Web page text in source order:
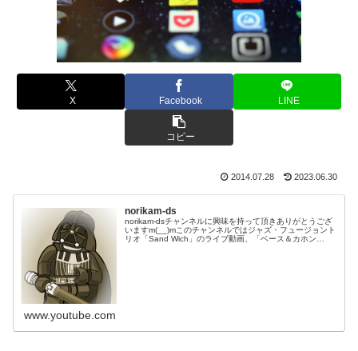
X Facebook LINE
コピー
2014.07.28 2023.06.30
norikam-ds
norikam-dsチャンネルに興味を持って頂きありがとうござ
いますm(__)mこのチャンネルではジャズ・フュージョント
リオ「Sand Wich」のライブ動画、「ベース＆カホン
www.youtube.com